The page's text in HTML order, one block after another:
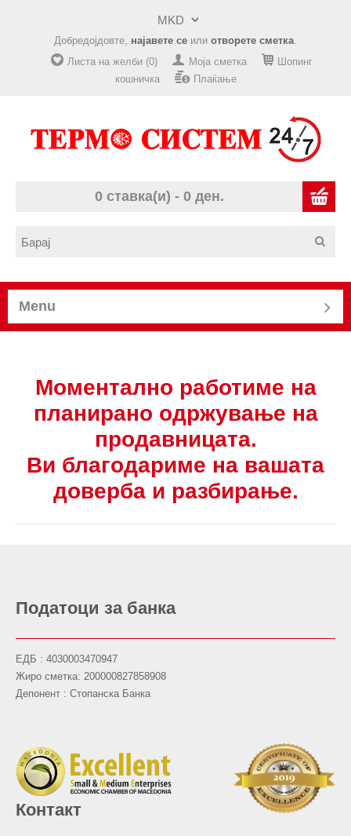
Добредојдовте, најавете се или отворете сметка.
Листа на желби (0)
Моја сметка
Шопинг
кошничка
Плаќање
0 ставка(и) - 0 ден.
Menu
Моментално работиме на
планирано одржување на
продавницата.
Ви благодариме на вашата
доверба и разбирање.
Податоци за банка
ЕДБ : 4030003470947
Жиро сметка: 200000827858908
Депонент : Стопанска Банка
Контакт